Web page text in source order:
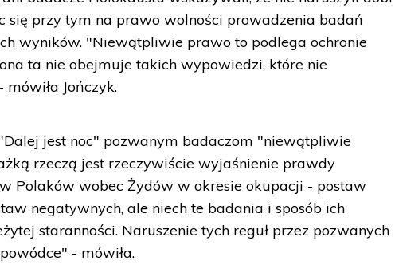
się przy tym na prawo wolności prowadzenia badań
wyników. "Niewątpliwie prawo to podlega ochronie
ta nie obejmuje takich wypowiedzi, które nie
Jończyk.
jest noc" pozwanym badaczom "niewątpliwie
rzeczą jest rzeczywiście wyjaśnienie prawdy
Polaków wobec Żydów w okresie okupacji - postaw
negatywnych, ale niech te badania i sposób ich
staranności. Naruszenie tych reguł przez pozwanych
- mówiła.